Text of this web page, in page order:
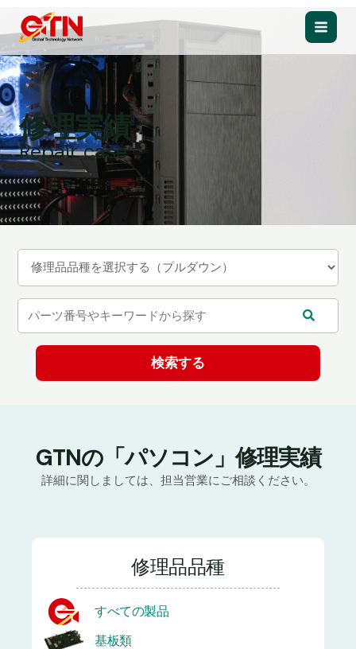
を
ス
キ
ッ
プ
Main
修理実績
Repair case
GTNの「パソコン」修理実績
詳細に関しましては、担当営業にご相談ください。
修理品品種
すべての製品
基板類